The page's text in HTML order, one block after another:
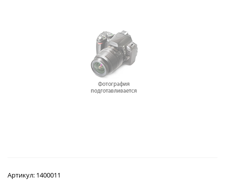
Артикул: 1400011